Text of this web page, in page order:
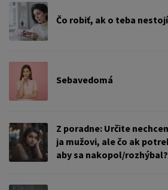
Čo robiť, ak o teba nestojí
Sebavedomá
Z poradne: Určite
ja mužovi, ale čo ak
aby sa nakopol/rozhýbal?